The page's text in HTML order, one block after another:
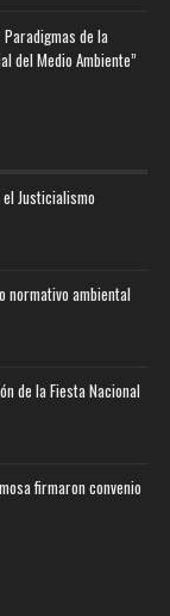
de la
del Medio Ambiente”
Justicialismo
normativo ambiental
de la Fiesta Nacional
firmaron convenio